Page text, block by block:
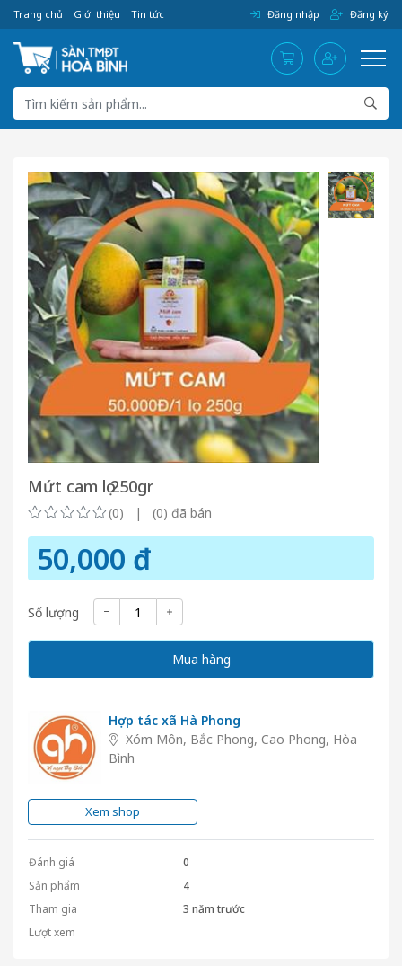
Trang chủ Giới thiệu Tin tức Đăng nhập Đăng ký
Mứt cam lọ 250gr
(0) | (0) đã bán
50,000 đ
Số lượng
Mua hàng
Hợp tác xã Hà Phong
Xóm Môn, Bắc Phong, Cao Phong, Hòa
Bình
Xem shop
Đánh giá
0
Sản phẩm
4
Tham gia
3 năm trước
Lượt xem